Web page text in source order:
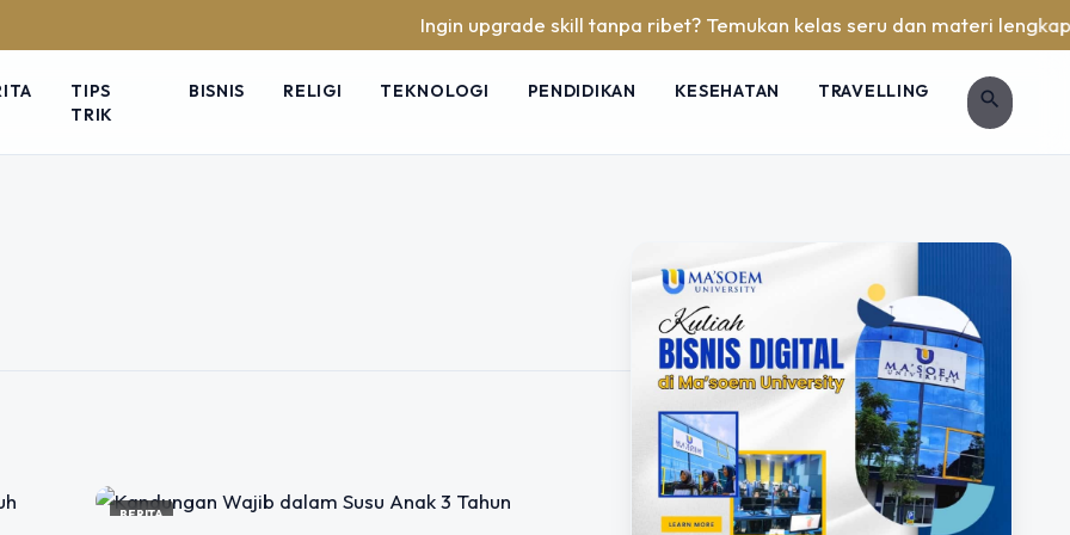
Ingin upgrade skill tanpa ribet? Temukan kelas seru dan materi lengkap
TIPS
TRIK
BISNIS RELIGI TEKNOLOGI PENDIDIKAN KESEHATAN TRAVELLING search
Bergizi
favorit di Indonesia, dikenal
BERITA